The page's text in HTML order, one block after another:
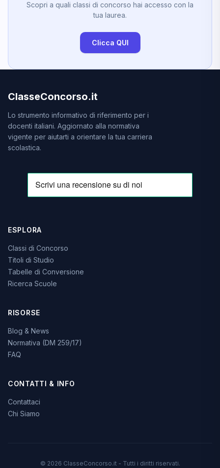
Scopri a quali classi di concorso hai accesso con la
tua laurea.
Clicca QUI
ClasseConcorso.it
Lo strumento informativo di riferimento per i
docenti italiani. Aggiornato alla normativa
vigente per aiutarti a orientare la tua carriera
scolastica.
ESPLORA
Classi di Concorso
Titoli di Studio
Tabelle di Conversione
Ricerca Scuole
RISORSE
Blog & News
Normativa (DM 259/17)
FAQ
CONTATTI & INFO
Contattaci
Chi Siamo
© 2026 ClasseConcorso.it - Tutti i diritti riservati.